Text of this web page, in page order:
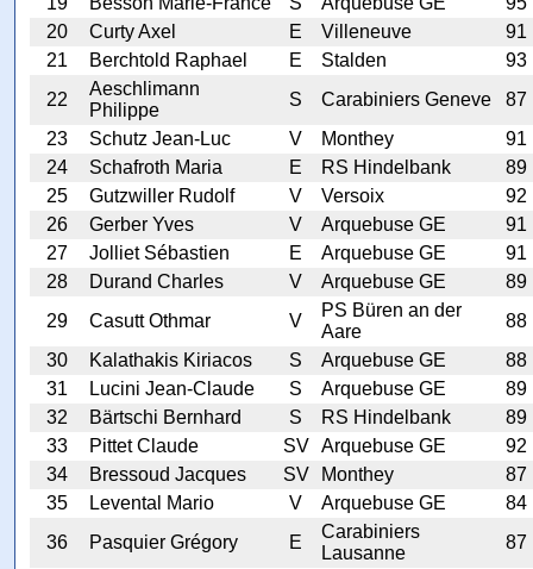
20
Curty Axel E Villeneuve
91
21
Berchtold Raphael E Stalden
93
22
Aeschlimann
Philippe
S Carabiniers Geneve
87
23
Schutz Jean-Luc V Monthey
91
24
Schafroth Maria E RS Hindelbank
89
25
Gutzwiller Rudolf V Versoix
92
26
Gerber Yves V Arquebuse GE
91
27
Jolliet Sébastien E Arquebuse GE
91
28
Durand Charles V Arquebuse GE
89
29
Casutt Othmar V
PS Büren an der
Aare
88
30
Kalathakis Kiriacos S Arquebuse GE
88
31
Lucini Jean-Claude S Arquebuse GE
89
32
Bärtschi Bernhard S RS Hindelbank
89
33
Pittet Claude SV Arquebuse GE
92
34
Bressoud Jacques SV Monthey
87
35
Levental Mario V Arquebuse GE
84
36
Pasquier Grégory E
Carabiniers
Lausanne
87